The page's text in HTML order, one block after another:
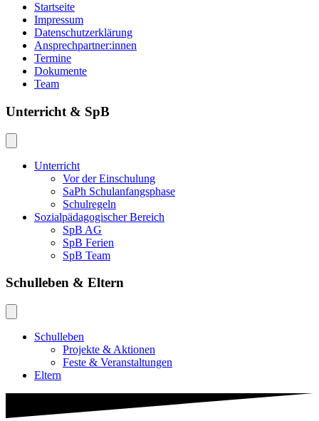
Startseite
Impressum
Datenschutzerklärung
Ansprechpartner:innen
Termine
Dokumente
Team
Unterricht & SpB
Unterricht
Vor der Einschulung
SaPh Schulanfangsphase
Schulregeln
Sozialpädagogischer Bereich
SpB AG
SpB Ferien
SpB Team
Schulleben & Eltern
Schulleben
Projekte & Aktionen
Feste & Veranstaltungen
Eltern